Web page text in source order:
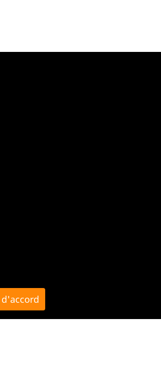
Adresse
d'accord